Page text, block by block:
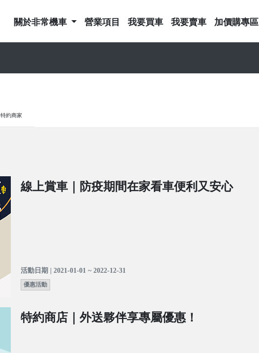
關於非常機車 營業項目 我要買車 我要賣車 加價購專區
特約商家
線上賞車｜防疫期間在家看車便利又安心
活動日期 | 2021-01-01 ~ 2022-12-31
優惠活動
特約商店｜外送夥伴享專屬優惠！